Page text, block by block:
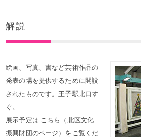
解説
絵画、写真、書など芸術作品の
発表の場を提供するために開設
されたものです。王子駅北口す
ぐ。
展示予定は こちら（北区文化
振興財団のページ） をご覧くだ